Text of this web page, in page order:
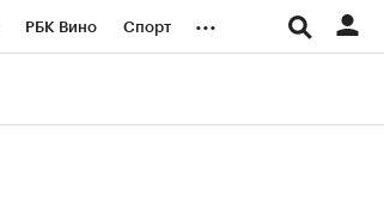
РБК Вино Спорт ...